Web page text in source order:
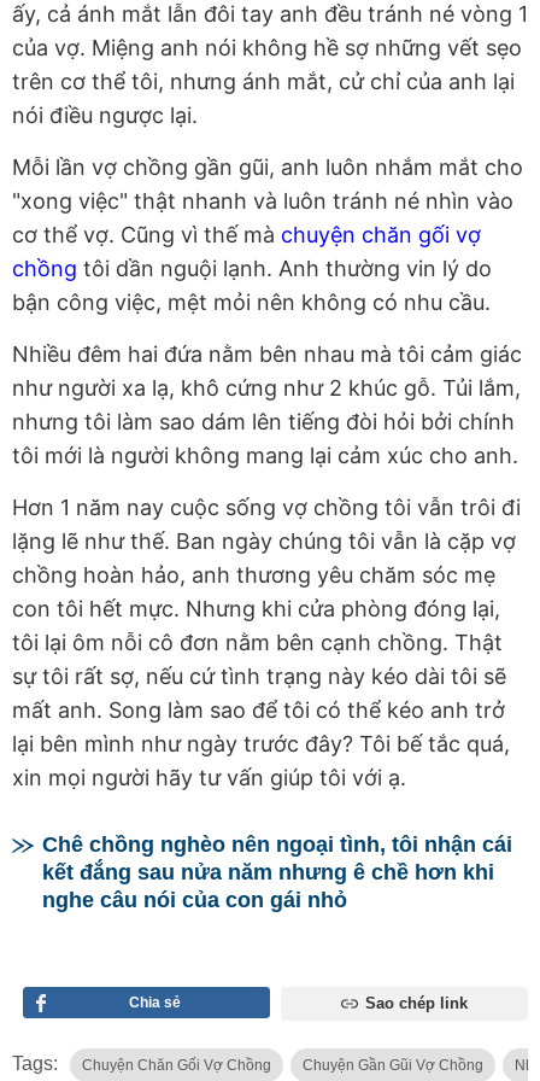
ấy, cả ánh mắt lẫn đôi tay anh đều tránh né vòng 1
của vợ. Miệng anh nói không hề sợ những vết sẹo
trên cơ thể tôi, nhưng ánh mắt, cử chỉ của anh lại
nói điều ngược lại.
Mỗi lần vợ chồng gần gũi, anh luôn nhắm mắt cho
"xong việc" thật nhanh và luôn tránh né nhìn vào
cơ thể vợ. Cũng vì thế mà chuyện chăn gối vợ
chồng tôi dần nguội lạnh. Anh thường vin lý do
bận công việc, mệt mỏi nên không có nhu cầu.
Nhiều đêm hai đứa nằm bên nhau mà tôi cảm giác
như người xa lạ, khô cứng như 2 khúc gỗ. Tủi lắm,
nhưng tôi làm sao dám lên tiếng đòi hỏi bởi chính
tôi mới là người không mang lại cảm xúc cho anh.
Hơn 1 năm nay cuộc sống vợ chồng tôi vẫn trôi đi
lặng lẽ như thế. Ban ngày chúng tôi vẫn là cặp vợ
chồng hoàn hảo, anh thương yêu chăm sóc mẹ
con tôi hết mực. Nhưng khi cửa phòng đóng lại,
tôi lại ôm nỗi cô đơn nằm bên cạnh chồng. Thật
sự tôi rất sợ, nếu cứ tình trạng này kéo dài tôi sẽ
mất anh. Song làm sao để tôi có thể kéo anh trở
lại bên mình như ngày trước đây? Tôi bế tắc quá,
xin mọi người hãy tư vấn giúp tôi với ạ.
Chê chồng nghèo nên ngoại tình, tôi nhận cái
kết đắng sau nửa năm nhưng ê chề hơn khi
nghe câu nói của con gái nhỏ
Chia sẻ Sao chép link
Tags: Chuyện Chăn Gối Vợ Chồng Chuyện Gần Gũi Vợ Chồng